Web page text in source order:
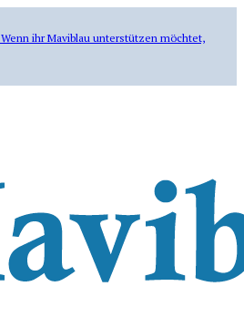
ihr Maviblau unterstützen möchtet,